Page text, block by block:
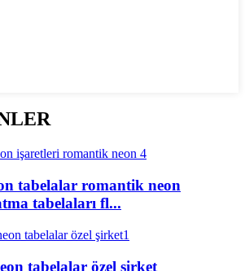
tabelalar romantik neon
tabelaları fl...
tabelalar özel şirket